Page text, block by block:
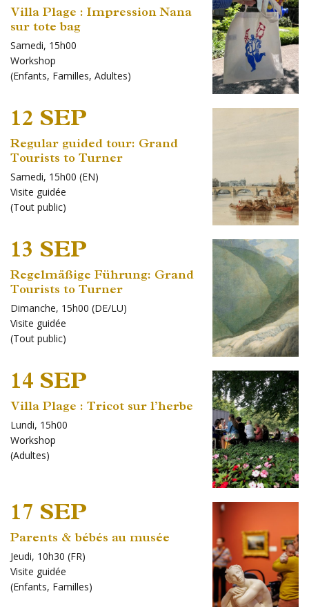
Villa Plage : Impression Nana
sur tote bag
Samedi, 15h00
Workshop
(Enfants, Familles, Adultes)
12 SEP
Regular guided tour: Grand
Tourists to Turner
Samedi, 15h00 (EN)
Visite guidée
(Tout public)
13 SEP
Regelmäßige Führung: Grand
Tourists to Turner
Dimanche, 15h00 (DE/LU)
Visite guidée
(Tout public)
14 SEP
Villa Plage : Tricot sur l’herbe
Lundi, 15h00
Workshop
(Adultes)
17 SEP
Parents & bébés au musée
Jeudi, 10h30 (FR)
Visite guidée
(Enfants, Familles)